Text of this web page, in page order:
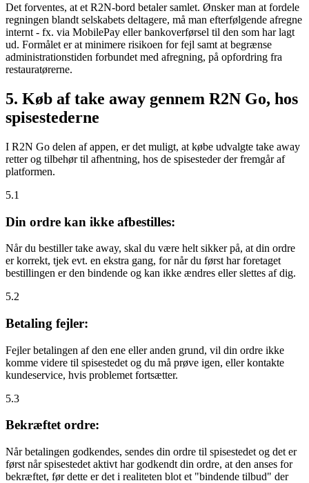
Det forventes, at et R2N-bord betaler samlet. Ønsker man at fordele
regningen blandt selskabets deltagere, må man efterfølgende afregne
internt - fx. via MobilePay eller bankoverførsel til den som har lagt
ud. Formålet er at minimere risikoen for fejl samt at begrænse
administrationstiden forbundet med afregning, på opfordring fra
restauratørerne.
5. Køb af take away gennem R2N Go, hos
spisestederne
I R2N Go delen af appen, er det muligt, at købe udvalgte take away
retter og tilbehør til afhentning, hos de spisesteder der fremgår af
platformen.
5.1
Din ordre kan ikke afbestilles:
Når du bestiller take away, skal du være helt sikker på, at din ordre
er korrekt, tjek evt. en ekstra gang, for når du først har foretaget
bestillingen er den bindende og kan ikke ændres eller slettes af dig.
5.2
Betaling fejler:
Fejler betalingen af den ene eller anden grund, vil din ordre ikke
komme videre til spisestedet og du må prøve igen, eller kontakte
kundeservice, hvis problemet fortsætter.
5.3
Bekræftet ordre:
Når betalingen godkendes, sendes din ordre til spisestedet og det er
først når spisestedet aktivt har godkendt din ordre, at den anses for
bekræftet, før dette er det i realiteten blot et "bindende tilbud" der